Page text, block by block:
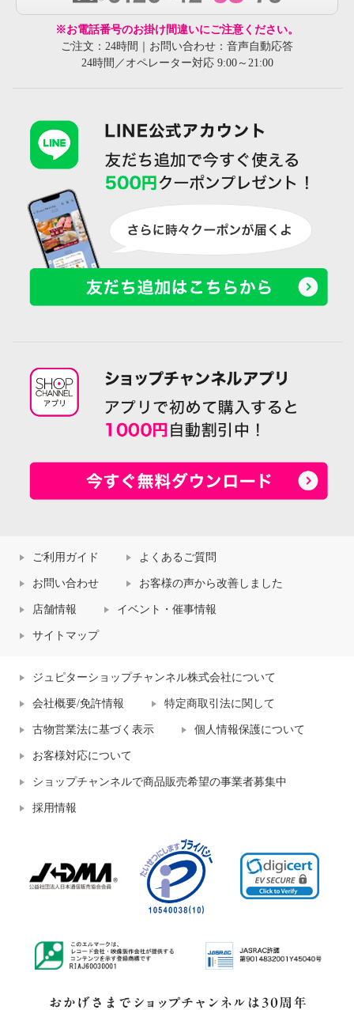
※お電話番号のお掛け間違いにご注意ください。
ご注文：24時間｜お問い合わせ：音声自動応答
24時間／オペレーター対応 9:00～21:00
ご利用ガイド よくあるご質問
お問い合わせ お客様の声から改善しました
店舗情報 イベント・催事情報
サイトマップ
ジュピターショップチャンネル株式会社について
会社概要/免許情報 特定商取引法に関して
古物営業法に基づく表示 個人情報保護について
お客様対応について
ショップチャンネルで商品販売希望の事業者募集中
採用情報